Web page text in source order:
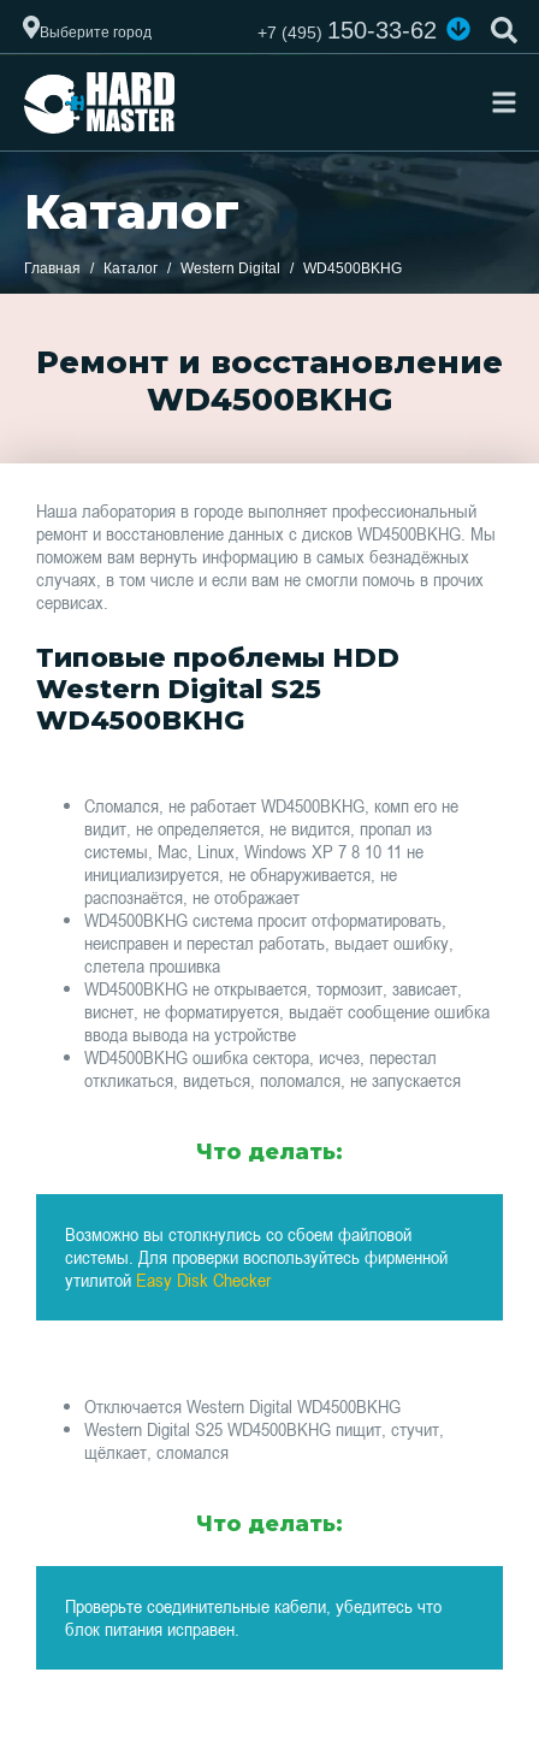
Выберите город +7 (495)150-33-62
Каталог
Главная Каталог Western Digital WD4500BKHG
Ремонт и восстановление
WD4500BKHG
Наша лаборатория в городе выполняет профессиональный
ремонт и восстановление данных с дисков WD4500BKHG. Мы
поможем вам вернуть информацию в самых безнадёжных
случаях, в том числе и если вам не смогли помочь в прочих
сервисах.
Типовые проблемы HDD
Western Digital S25
WD4500BKHG
Сломался, не работает WD4500BKHG, комп его не
видит, не определяется, не видится, пропал из
системы, Mac, Linux, Windows XP 7 8 10 11 не
инициализируется, не обнаруживается, не
распознаётся, не отображает
WD4500BKHG система просит отформатировать,
неисправен и перестал работать, выдает ошибку,
слетела прошивка
WD4500BKHG не открывается, тормозит, зависает,
виснет, не форматируется, выдаёт сообщение ошибка
ввода вывода на устройстве
WD4500BKHG ошибка сектора, исчез, перестал
откликаться, видеться, поломался, не запускается
Что делать:
Возможно вы столкнулись со сбоем файловой
системы. Для проверки воспользуйтесь фирменной
утилитой Easy Disk Checker
Отключается Western Digital WD4500BKHG
Western Digital S25 WD4500BKHG пищит, стучит,
щёлкает, сломался
Что делать:
Проверьте соединительные кабели, убедитесь что
блок питания исправен.